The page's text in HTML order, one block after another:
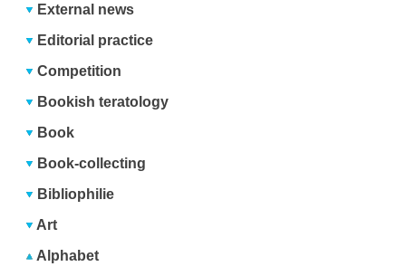
External news
Editorial practice
Competition
Bookish teratology
Book
Book-collecting
Bibliophilie
Art
Alphabet